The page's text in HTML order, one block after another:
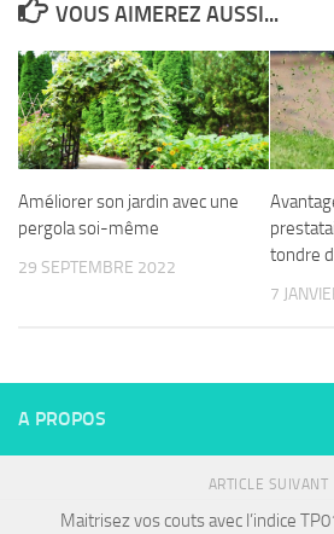
VOUS AIMEREZ AUSSI...
Améliorer son jardin avec une
pergola soi-même
29 SEPTEMBRE 2022
tondre
7
A PROPOS
ARTICLE SUIVANT
Maitrisez vos couts avec l’indice